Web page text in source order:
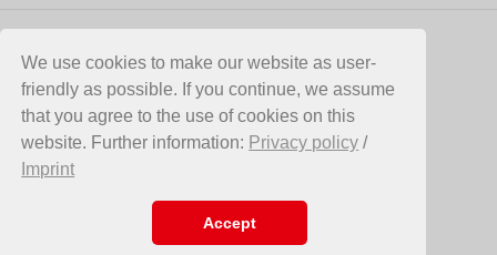
We use cookies to make our website as user-
friendly as possible. If you continue, we assume
that you agree to the use of cookies on this
website. Further information: Privacy policy /
Imprint
Accept
CONTACT
Birchmeier Sprühtechnik AG
Im Stetterfeld 1
5608 Stetten
Suisse
info@birchmeier.com